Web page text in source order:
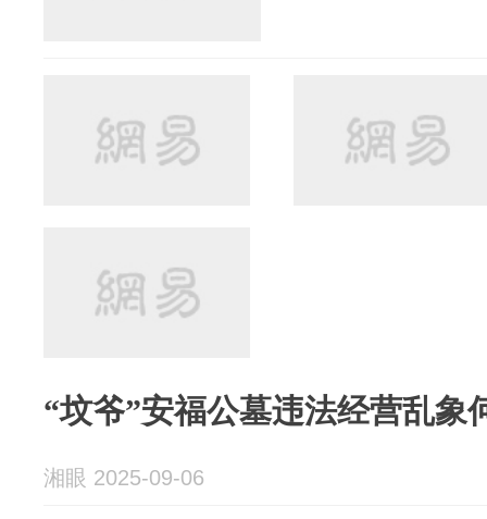
“坟爷”安福公墓违法经营乱象
湘眼 2025-09-06